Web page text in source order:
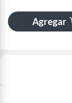
Agregar